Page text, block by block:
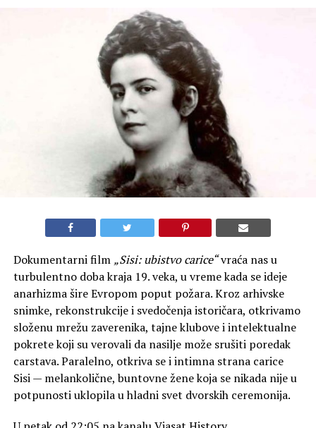
Dokumentarni film „Sisi: ubistvo carice“vraća nas u
turbulentno doba kraja 19. veka, u vreme kada se ideje
anarhizma šire Evropom poput požara. Kroz arhivske
snimke, rekonstrukcije i svedočenja istoričara, otkrivamo
složenu mrežu zaverenika, tajne klubove i intelektualne
pokrete koji su verovali da nasilje može srušiti poredak
carstava. Paralelno, otkriva se i intimna strana carice
Sisi — melankolične, buntovne žene koja se nikada nije u
potpunosti uklopila u hladni svet dvorskih ceremonija.